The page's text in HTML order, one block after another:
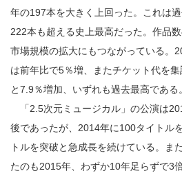
年の197本を大きく上回った。これは
222本も超える史上最高だった。作品
市場規模の拡大にもつながっている。
は前年比で5％増、またチケット代を
と7.9％増加、いずれも過去最高である。
「2.5次元ミュージカル」の公演は
後であったが、2014年に100タイトル
トルを突破と急成長を続けている。ま
たのも2015年、わずか10年足らずで3